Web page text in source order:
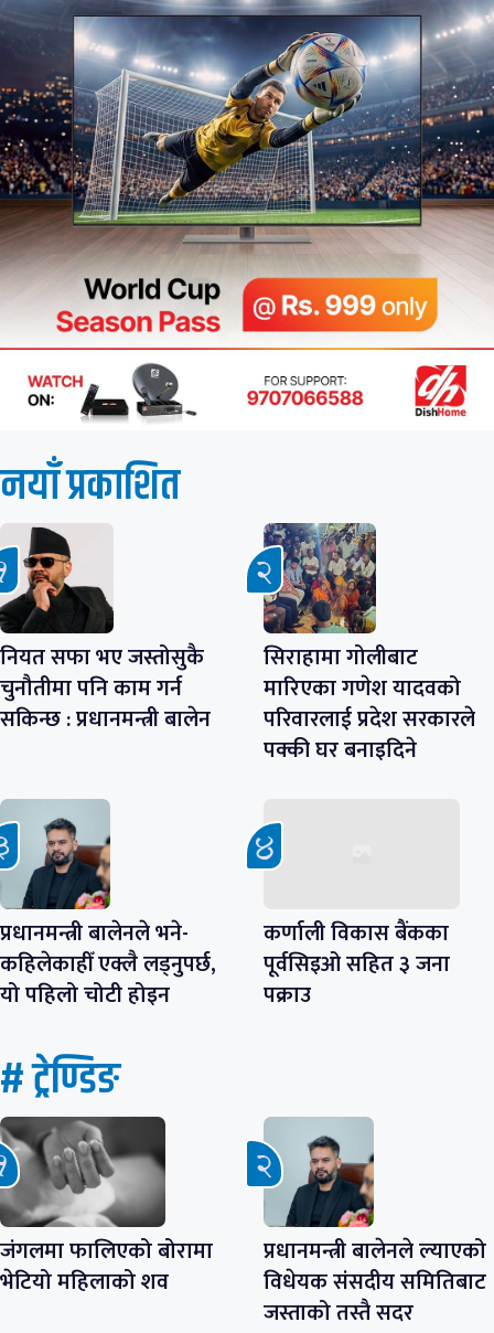
नयाँ प्रकाशित
नियत सफा भए जस्तोसुकै
चुनौतीमा पनि काम गर्न
सकिन्छ : प्रधानमन्त्री बालेन
सिराहामा गोलीबाट
मारिएका गणेश यादवको
परिवारलाई प्रदेश सरकारले
पक्की घर बनाइदिने
प्रधानमन्त्री बालेनले भने-
कहिलेकाहीँ एक्लै लड्नुपर्छ,
यो पहिलो चोटी होइन
कर्णाली विकास बैंकका
पूर्वसिइओ सहित ३ जना
पक्राउ
# ट्रेण्डिङ
जंगलमा फालिएको बोरामा
भेटियो महिलाको शव
प्रधानमन्त्री बालेनले ल्याएको
विधेयक संसदीय समितिबाट
जस्ताको तस्तै सदर